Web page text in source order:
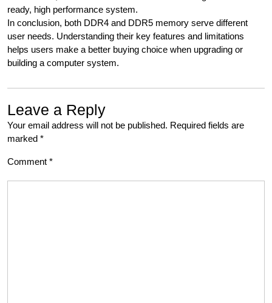
ready, high performance system.
In conclusion, both DDR4 and DDR5 memory serve different
user needs. Understanding their key features and limitations
helps users make a better buying choice when upgrading or
building a computer system.
Leave a Reply
Your email address will not be published. Required fields are
marked *
Comment *